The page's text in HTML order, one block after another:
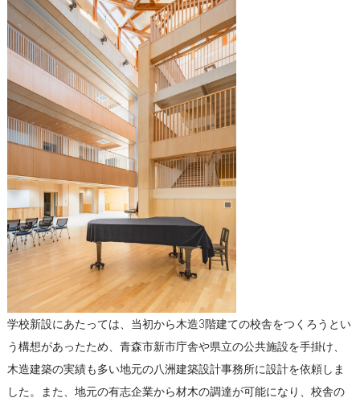
学校新設にあたっては、当初から木造3階建ての校舎をつくろうとい
う構想があったため、青森市新市庁舎や県立の公共施設を手掛け、
木造建築の実績も多い地元の八洲建築設計事務所に設計を依頼しま
した。また、地元の有志企業から材木の調達が可能になり、校舎の